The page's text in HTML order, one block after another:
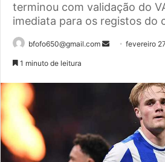
terminou com validação do
imediata para os registos do
bfofo650@gmail.com
Mandefevereiro
1 minuto de leitura